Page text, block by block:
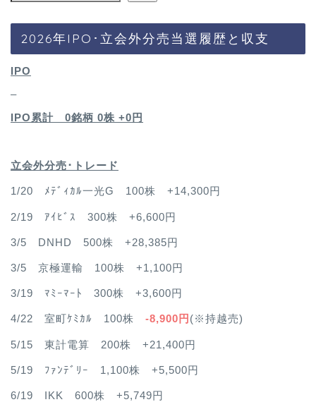
2026年IPO･立会外分売当選履歴と収支
IPO
–
IPO累計 0銘柄 0株 +0円
立会外分売･トレード
1/20 ﾒﾃﾞｨｶﾙ一光G 100株 +14,300円
2/19 ｱｲﾋﾞｽ 300株 +6,600円
3/5 DNHD 500株 +28,385円
3/5 京極運輸 100株 +1,100円
3/19 ﾏﾐｰﾏｰﾄ 300株 +3,600円
4/22 室町ｹﾐｶﾙ 100株 -8,900円 (※持越売)
5/15 東計電算 200株 +21,400円
5/19 ﾌｧﾝﾃﾞﾘｰ 1,100株 +5,500円
6/19 IKK 600株 +5,749円